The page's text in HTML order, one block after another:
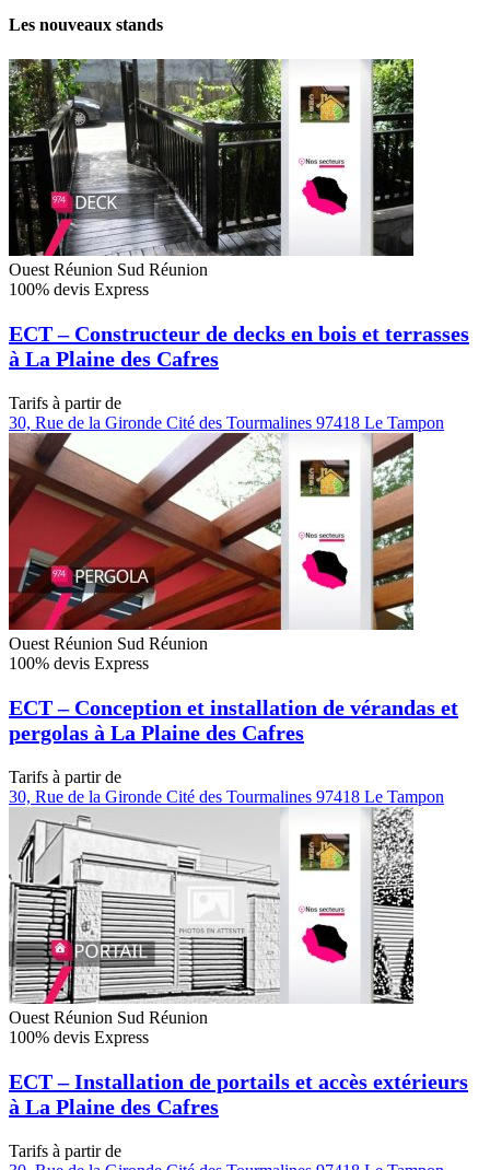
Les nouveaux stands
Ouest Réunion Sud Réunion
100% devis Express
ECT – Constructeur de decks en bois et terrasses
à La Plaine des Cafres
Tarifs à partir de
30, Rue de la Gironde Cité des Tourmalines 97418 Le Tampon
Ouest Réunion Sud Réunion
100% devis Express
ECT – Conception et installation de vérandas et
pergolas à La Plaine des Cafres
Tarifs à partir de
30, Rue de la Gironde Cité des Tourmalines 97418 Le Tampon
Ouest Réunion Sud Réunion
100% devis Express
ECT – Installation de portails et accès extérieurs
à La Plaine des Cafres
Tarifs à partir de